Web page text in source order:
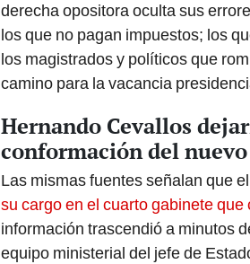
derecha opositora oculta sus
los que no pagan impuestos; los
los magistrados y políticos que
camino para la vacancia
Hernando Cevallos
conformación del
Las mismas fuentes señalan que
su cargo en el cuarto gabinete
información trascendió a minutos
equipo ministerial del jefe de